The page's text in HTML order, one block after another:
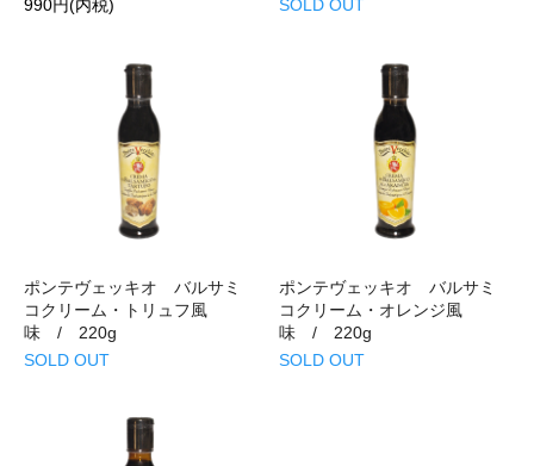
990円(内税) SOLD OUT
ポンテヴェッキオ バルサミ
コクリーム・トリュフ風
味 / 220g
SOLD OUT
ポンテヴェッキオ バルサミ
コクリーム・オレンジ風
味 / 220g
SOLD OUT